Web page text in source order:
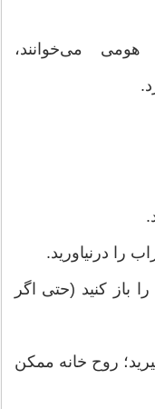
هومی می‌خوانند،
را درنیاورید.
باز کنید (حتی اگر
روح خانه ممکن